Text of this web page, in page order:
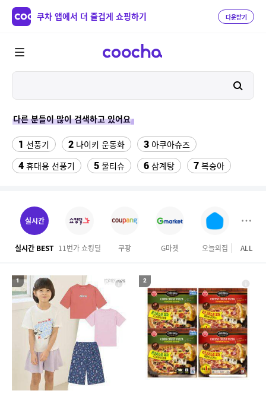
쿠차 앱에서 더 즐겁게 쇼핑하기 다운받기
다른 분들이 많이 검색하고 있어요
1 선풍기 2 나이키 운동화 3 아쿠아슈즈
4 휴대용 선풍기 5 물티슈 6 삼계탕 7 복숭아
11 서울랜드 자유이용권
14 엄마옷
17 하이원 워터월드 테프론 테이프
중고음료수냉장고 스투시 키즈
ALL
실시간
실시간 BEST 11번가 쇼킹딜 쿠팡 G마켓 오늘의집
1 2